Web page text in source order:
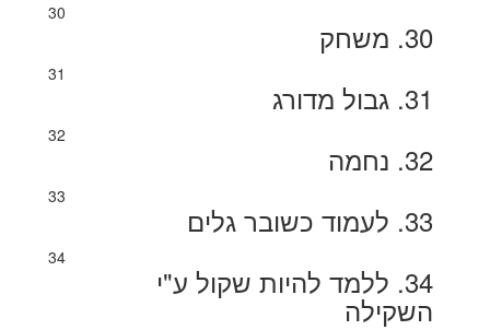
30
30. משחק
31
31. גבול מדורג
32
32. נחמה
33
33. לעמוד כשובר גלים
34
34. ללמד להיות שקול ע"י
השקילה